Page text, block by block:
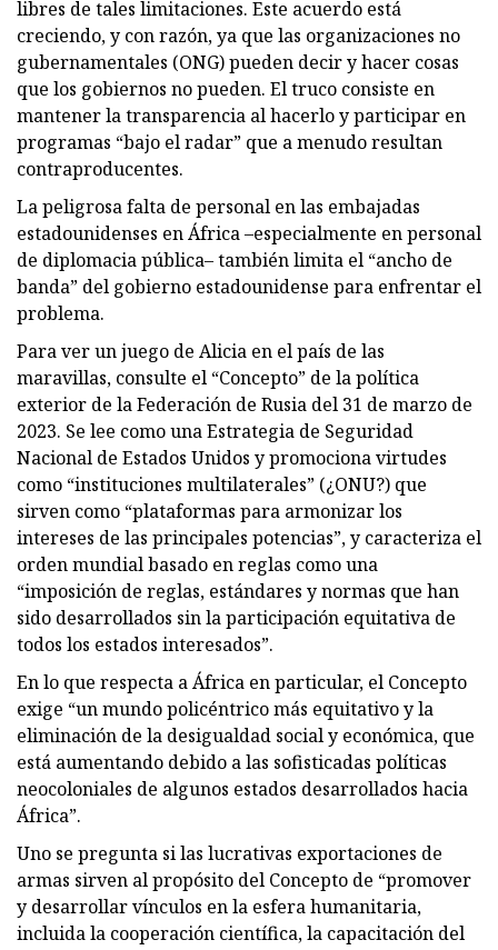
libres de tales limitaciones. Este acuerdo está
creciendo, y con razón, ya que las organizaciones no
gubernamentales (ONG) pueden decir y hacer cosas
que los gobiernos no pueden. El truco consiste en
mantener la transparencia al hacerlo y participar en
programas “bajo el radar” que a menudo resultan
contraproducentes.
La peligrosa falta de personal en las embajadas
estadounidenses en África –especialmente en personal
de diplomacia pública– también limita el “ancho de
banda” del gobierno estadounidense para enfrentar el
problema.
Para ver un juego de Alicia en el país de las
maravillas, consulte el “Concepto” de la política
exterior de la Federación de Rusia del 31 de marzo de
2023. Se lee como una Estrategia de Seguridad
Nacional de Estados Unidos y promociona virtudes
como “instituciones multilaterales” (¿ONU?) que
sirven como “plataformas para armonizar los
intereses de las principales potencias”, y caracteriza el
orden mundial basado en reglas como una
“imposición de reglas, estándares y normas que han
sido desarrollados sin la participación equitativa de
todos los estados interesados”.
En lo que respecta a África en particular, el Concepto
exige “un mundo policéntrico más equitativo y la
eliminación de la desigualdad social y económica, que
está aumentando debido a las sofisticadas políticas
neocoloniales de algunos estados desarrollados hacia
África”.
Uno se pregunta si las lucrativas exportaciones de
armas sirven al propósito del Concepto de “promover
y desarrollar vínculos en la esfera humanitaria,
incluida la cooperación científica, la capacitación del